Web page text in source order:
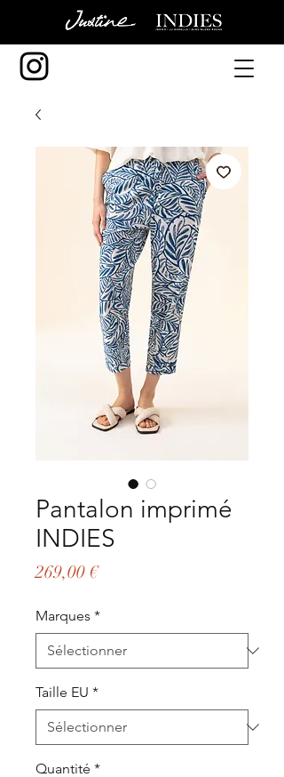
Pantalon imprimé
INDIES
269,00 €Prix
Marques *
Taille EU *
Quantité *